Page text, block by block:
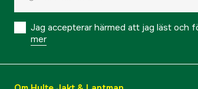
Jag accepterar härmed att jag läst och
mer